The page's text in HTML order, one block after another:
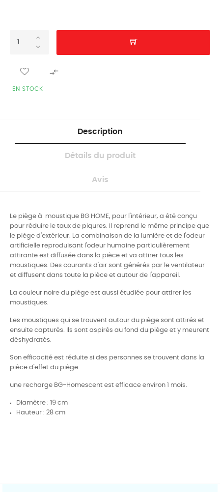

EN STOCK
Description
Détails du produit
Avis
Le piège à moustique BG HOME, pour l'intérieur, a été conçu
pour réduire le taux de piqures. Il reprend le même principe que
le piège d'extérieur. La combinaison de la lumière et de l'odeur
artificielle reproduisant l'odeur humaine particulièrement
attirante est diffusée dans la pièce et va attirer tous les
moustiques. Des courants d'air sont générés par le ventilateur
et diffusent dans toute la pièce et autour de l'appareil.
La couleur noire du piège est aussi étudiée pour attirer les
moustiques.
Les moustiques qui se trouvent autour du piège sont attirés et
ensuite capturés. Ils sont aspirés au fond du piège et y meurent
déshydratés.
Son efficacité est réduite si des personnes se trouvent dans la
pièce d'effet du piège.
une recharge BG-Homescent est efficace environ 1 mois.
Diamètre : 19 cm
Hauteur : 28 cm